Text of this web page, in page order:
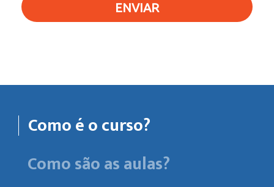
ENVIAR
Como é o curso?
Como são as aulas?